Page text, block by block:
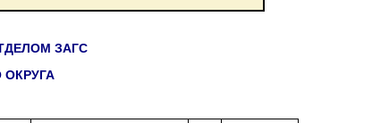
ЗАГС